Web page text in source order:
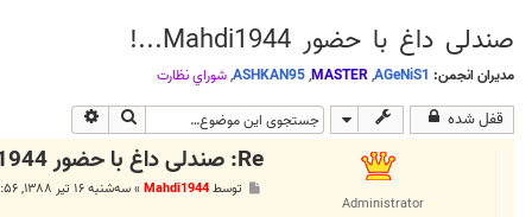
صندلی داغ با حضور Mahdi1944...!
مدیران انجمن: AGeNiS1
,
MASTER
,
ASHKAN95
,شوراي نظارت
قفل شده جستجو
Administrator
Re: صندلی داغ با حضور Mahdi1944...!
توسطMahdi1944
»سه‌شنبه ۱۶ تیر ۱۳۸۸, ۵:۵۶ ق.ظ